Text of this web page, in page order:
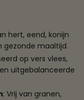
hert, eend, konijn
gezonde maaltijd.
op vers vlees,
uitgebalanceerde
: Vrij van granen,